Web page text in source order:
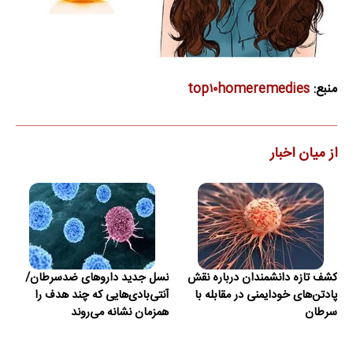
منبع:top۱۰homeremedies
از میان اخبار
کشف تازه دانشمندان درباره نقش
پادتن‌های خودایمنی در مقابله با
سرطان
نسل جدید داروهای ضدسرطان/
آنتی‌بادی‌هایی که چند هدف را
همزمان نشانه می‌روند